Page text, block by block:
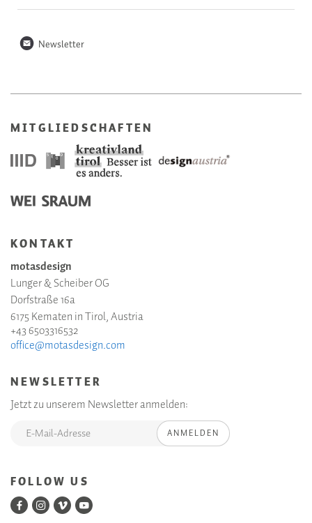
n Newsletter
MITGLIEDSCHAFTEN
KONTAKT
motasdesign
Lunger & Scheiber OG
Dorfstraße 16a
6175 Kematen in Tirol, Austria
+43 6503316532
office@motasdesign.com
NEWSLETTER
Jetzt zu unserem Newsletter anmelden:
ANMELDEN
FOLLOW US